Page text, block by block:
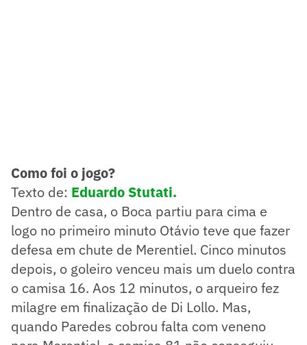
Como foi o jogo?
Texto de: Eduardo Stutati.
Dentro de casa, o Boca partiu para cima e
logo no primeiro minuto Otávio teve que fazer
defesa em chute de Merentiel. Cinco minutos
depois, o goleiro venceu mais um duelo contra
o camisa 16. Aos 12 minutos, o arqueiro fez
milagre em finalização de Di Lollo. Mas,
quando Paredes cobrou falta com veneno